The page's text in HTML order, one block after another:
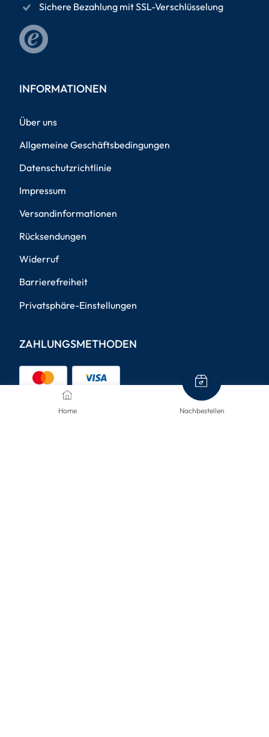
Home Nachbestellen
Sichere Bezahlung mit SSL-Verschlüsselung
INFORMATIONEN
Über uns
Allgemeine Geschäftsbedingungen
Datenschutzrichtlinie
Impressum
Versandinformationen
Rücksendungen
Widerruf
Barrierefreiheit
Privatsphäre-Einstellungen
ZAHLUNGSMETHODEN